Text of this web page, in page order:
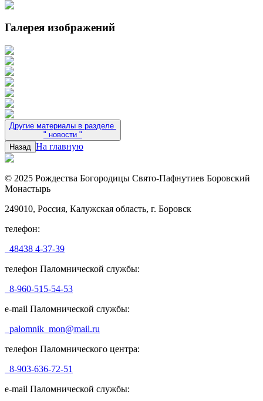
Галерея изображений
Другие материалы в разделе
" новости "
Назад На главную
© 2025 Рождества Богородицы Свято-Пафнутиев Боровский
Монастырь
249010, Россия, Калужская область, г. Боровск
телефон:
48438 4-37-39
телефон Паломнической службы:
8-960-515-54-53
e-mail Паломнической службы:
palomnik_mon@mail.ru
телефон Паломнического центра:
8-903-636-72-51
e-mail Паломнической службы: